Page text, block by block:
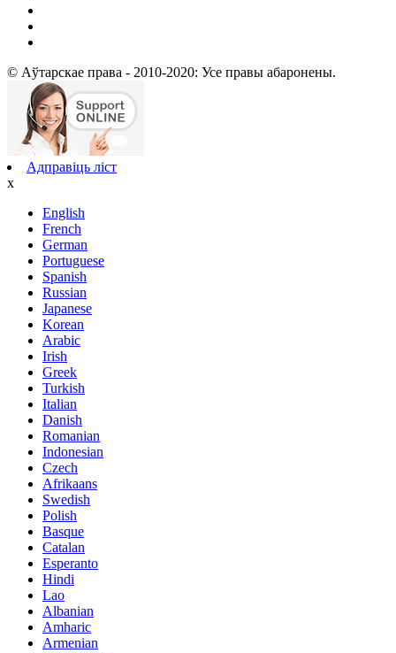
© Аўтарскае права - 2010-2020: Усе правы абаронены.
Адправіць ліст
x
English
French
German
Portuguese
Spanish
Russian
Japanese
Korean
Arabic
Irish
Greek
Turkish
Italian
Danish
Romanian
Indonesian
Czech
Afrikaans
Swedish
Polish
Basque
Catalan
Esperanto
Hindi
Lao
Albanian
Amharic
Armenian